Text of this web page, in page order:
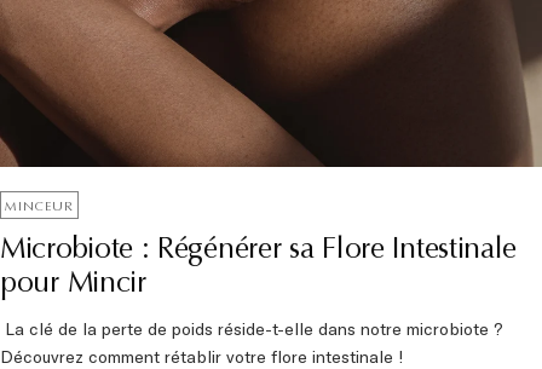
MINCEUR
Microbiote : Régénérer sa Flore Intestinale
pour Mincir
La clé de la perte de poids réside-t-elle dans notre microbiote ?
Découvrez comment rétablir votre flore intestinale !